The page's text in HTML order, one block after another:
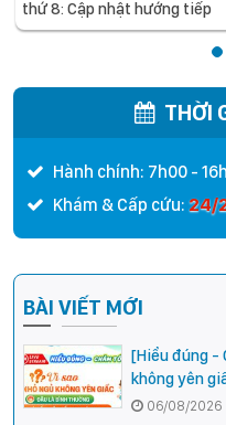
thứ 8: Cập nhật hướng tiếp
cận mới trong chẩn đoán và
THỜI
Hành chính: 7h00 -
Khám & Cấp cứu: 24/
BÀI VIẾT MỚI
[Hiểu đúng -
không yên
hiệu cần đi
06/08/2026